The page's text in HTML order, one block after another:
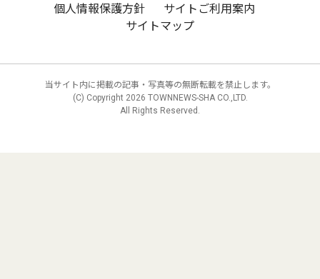
個人情報保護方針
サイトご利用案内
サイトマップ
当サイト内に掲載の記事・写真等の無断転載を禁止します。
(C) Copyright 2026 TOWNNEWS-SHA CO.,LTD.
All Rights Reserved.